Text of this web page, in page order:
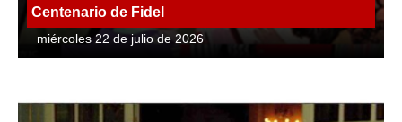
Centenario de Fidel
miércoles 22 de julio de 2026